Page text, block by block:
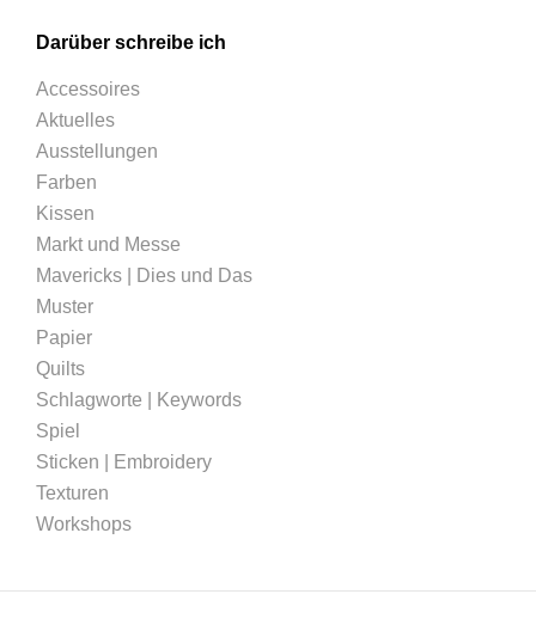
Darüber schreibe ich
Accessoires
Aktuelles
Ausstellungen
Farben
Kissen
Markt und Messe
Mavericks | Dies und Das
Muster
Papier
Quilts
Schlagworte | Keywords
Spiel
Sticken | Embroidery
Texturen
Workshops